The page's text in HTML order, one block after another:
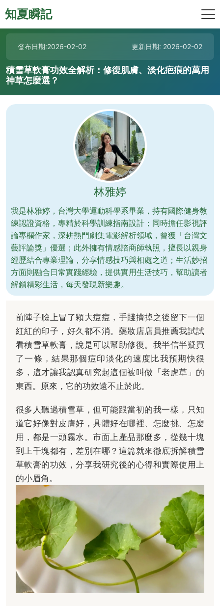
知夏瞬記
發布日期:2026-02-02 更新日期: 2026-02-02
積雪草軟膏功效全解析：修復肌膚、淡化疤痕的萬用
神草怎麼選？
林雅婷
我是林雅婷，台灣大學運動科學系畢業，持有國際健身教
練認證資格，專精於科學訓練指南設計；同時擔任影視評
論專欄作家，深耕熱門劇集電影解析領域，曾獲「台灣文
藝評論獎」優選；此外擁有情感諮商師執照，擅長以親身
經歷結合專業理論，分享情感技巧與相處之道；生活妙招
方面則融合日常實踐經驗，提供實用生活技巧，幫助讀者
解鎖精彩生活，每天發現新樂趣。
前陣子臉上冒了顆大痘痘，手賤擠掉之後留下一個
紅紅的印子，好久都不消。藥妝店店員推薦我試試
看積雪草軟膏，說是可以幫助修復。我半信半疑買
了一條，結果那個痘印淡化的速度比我預期快很
多，這才讓我認真研究起這個被叫做「老虎草」的
東西。原來，它的功效遠不止於此。
很多人聽過積雪草，但可能跟當初的我一樣，只知
道它好像對皮膚好，具體好在哪裡、怎麼挑、怎麼
用，都是一頭霧水。市面上產品那麼多，從幾十塊
到上千塊都有，差別在哪？這篇就來徹底拆解積雪
草軟膏的功效，分享我研究後的心得和實際使用上
的小眉角。